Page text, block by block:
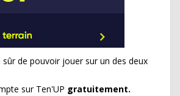
de pouvoir jouer sur un des deux
sur Ten'UP gratuitement.